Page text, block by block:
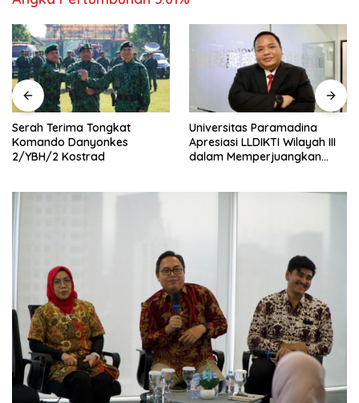
Universitas Paramadina
Apresiasi LLDIKTI Wilayah III
dalam Memperjuangkan
Ekonomic Fest 2026 Jadi
Ajang Naik Kelas UMKM,
HIPMI Pamekasan Siapkan